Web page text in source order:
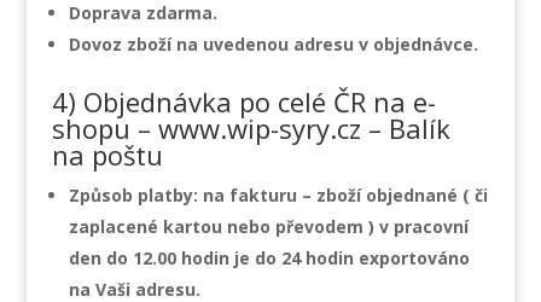
Doprava zdarma.
Dovoz zboží na uvedenou adresu v objednávce.
4) Objednávka po celé ČR na e-
shopu – www.wip-syry.cz – Balík
na poštu
Způsob platby: na fakturu – zboží objednané ( či
zaplacené kartou nebo převodem ) v pracovní
den do 12.00 hodin je do 24 hodin exportováno
na Vaši adresu.